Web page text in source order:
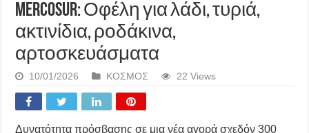
Mercosur: Οφέλη για λάδι, τυριά,
ακτινίδια, ροδάκινα,
αρτοσκευάσματα
10/01/2026 ΚΟΣΜΟΣ 22 Views
Δυνατότητα πρόσβασης σε μια νέα αγορά σχεδόν 300